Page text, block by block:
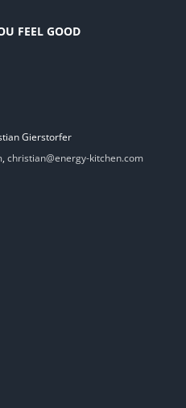
FEEL GOOD
Gierstorfer
, christian@energy-kitchen.com